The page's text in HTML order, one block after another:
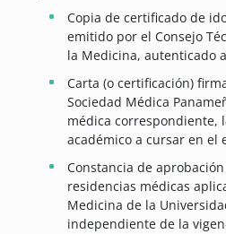
Copia de certificado de
emitido por el Consejo
la Medicina, autenticado
Carta (o certificación)
Sociedad Médica
médica correspondiente,
académico a cursar en el
Constancia de
residencias médicas
Medicina de la
independiente de la